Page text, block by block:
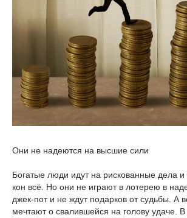
Они не надеются на высшие сили
Богатые люди идут на рискованные дела и
кон всё. Но они не играют в лотерею в
джек-пот и не ждут подарков от судьбы. А
мечтают о свалившейся на голову удаче.